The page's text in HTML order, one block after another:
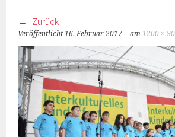
Zurück
Veröffentlicht 16. Februar 2017 am 1200 ×